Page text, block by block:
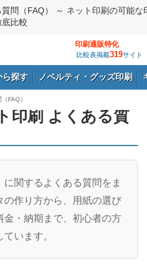
問（FAQ） ～ ネット印刷の可能な
比較
印刷通販特化
比較表掲載319サイト
ら探す ノベルティ・グッズ印刷
FAQ）
印刷 よくある質
関するよくある質問をま
の作り方から、用紙の選び
金・納期まで、初心者の方
います。